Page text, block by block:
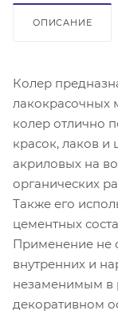
ОПИСАНИЕ
Колер
лакокрасочных
колер отлично
красок, лаков и
акриловых на
органических
Также его
цементных
Применение не
внутренних и
незаменимым в
декоративном